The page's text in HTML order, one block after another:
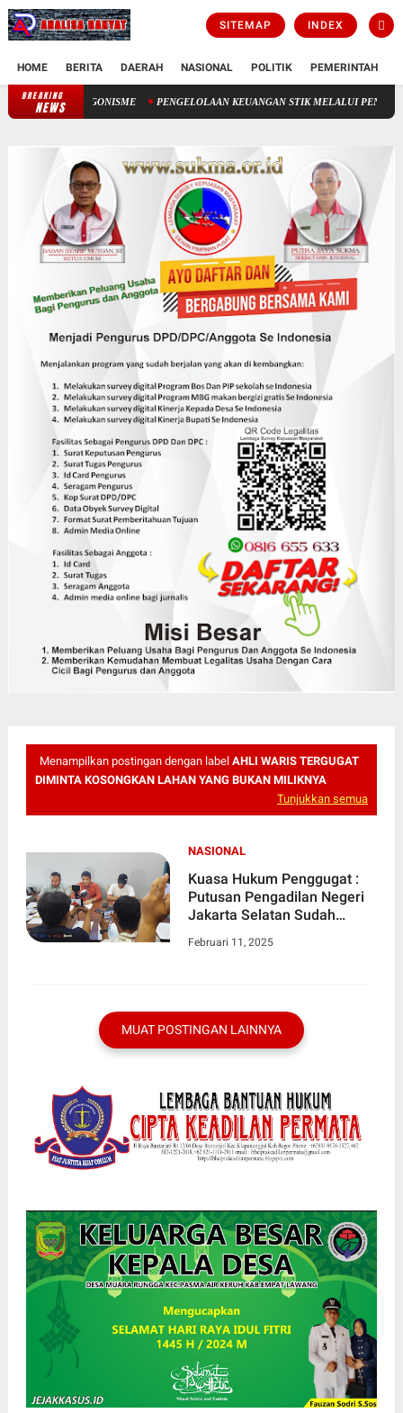
SITEMAP INDEX
HOME BERITA DAERAH NASIONAL POLITIK PEMERINTAH
BREAKING
NEWS
JARGONISME PENGELOLAAN KEUANGAN STIK MELALUI PENERIMAAN
Menampilkan postingan dengan label AHLI WARIS TERGUGAT
DIMINTA KOSONGKAN LAHAN YANG BUKAN MILIKNYA
Tunjukkan semua
NASIONAL
Kuasa Hukum Penggugat :
Putusan Pengadilan Negeri
Jakarta Selatan Sudah
Tetap,Ahli Waris Tergugat
Februari 11, 2025
MUAT POSTINGAN LAINNYA